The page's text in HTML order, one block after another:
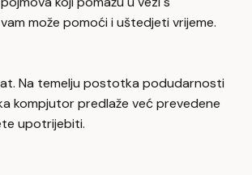
može pomoći i uštedjeti vrijeme.
Na temelju postotka podudarnosti
kompjutor predlaže već prevedene
upotrijebiti.